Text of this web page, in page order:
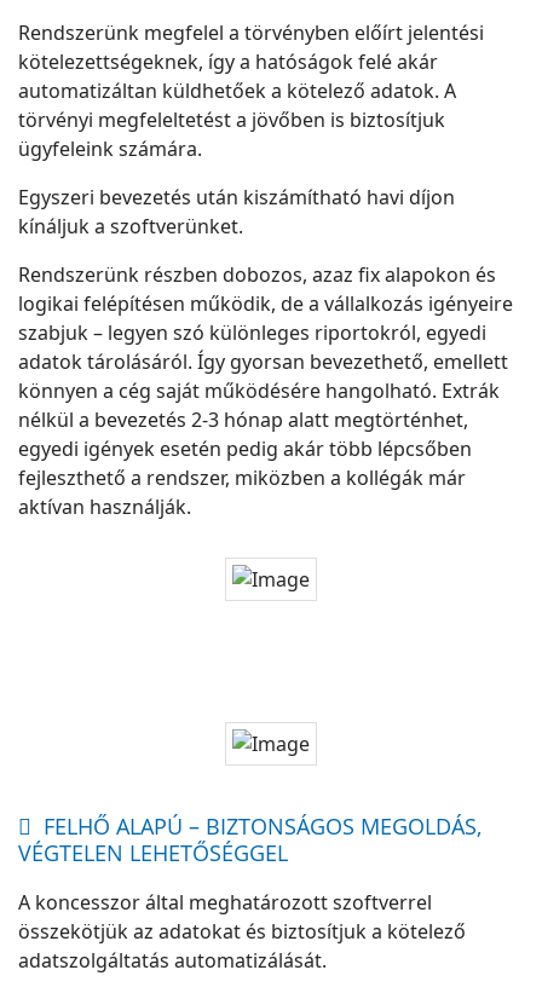
Rendszerünk megfelel a törvényben előírt jelentési
kötelezettségeknek, így a hatóságok felé akár
automatizáltan küldhetőek a kötelező adatok. A
törvényi megfeleltetést a jövőben is biztosítjuk
ügyfeleink számára.
Egyszeri bevezetés után kiszámítható havi díjon
kínáljuk a szoftverünket.
Rendszerünk részben dobozos, azaz fix alapokon és
logikai felépítésen működik, de a vállalkozás igényeire
szabjuk – legyen szó különleges riportokról, egyedi
adatok tárolásáról. Így gyorsan bevezethető, emellett
könnyen a cég saját működésére hangolható. Extrák
nélkül a bevezetés 2-3 hónap alatt megtörténhet,
egyedi igények esetén pedig akár több lépcsőben
fejleszthető a rendszer, miközben a kollégák már
aktívan használják.
FELHŐ ALAPÚ – BIZTONSÁGOS MEGOLDÁS,
VÉGTELEN LEHETŐSÉGGEL
A koncesszor által meghatározott szoftverrel
összekötjük az adatokat és biztosítjuk a kötelező
adatszolgáltatás automatizálását.